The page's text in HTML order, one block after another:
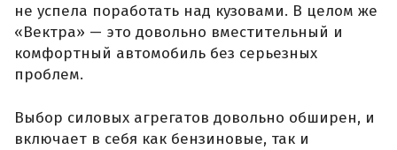
не успела поработать над кузовами. В целом же
«Вектра» — это довольно вместительный и
комфортный автомобиль без серьезных
проблем.
Выбор силовых агрегатов довольно обширен, и
включает в себя как бензиновые, так и